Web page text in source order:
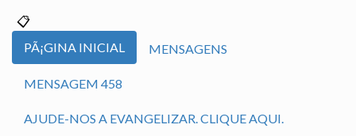
PÃ¡GINA INICIAL MENSAGENS
MENSAGEM 458
AJUDE-NOS A EVANGELIZAR. CLIQUE AQUI.